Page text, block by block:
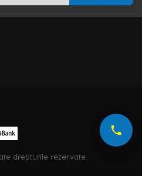
drepturile rezervate.